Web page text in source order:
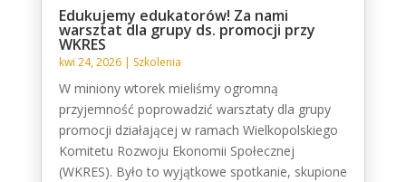
Edukujemy edukatorów! Za nami
warsztat dla grupy ds. promocji przy
WKRES
kwi 24, 2026| Szkolenia
W miniony wtorek mieliśmy ogromną
przyjemność poprowadzić warsztaty dla grupy
promocji działającej w ramach Wielkopolskiego
Komitetu Rozwoju Ekonomii Społecznej
(WKRES). Było to wyjątkowe spotkanie, skupione